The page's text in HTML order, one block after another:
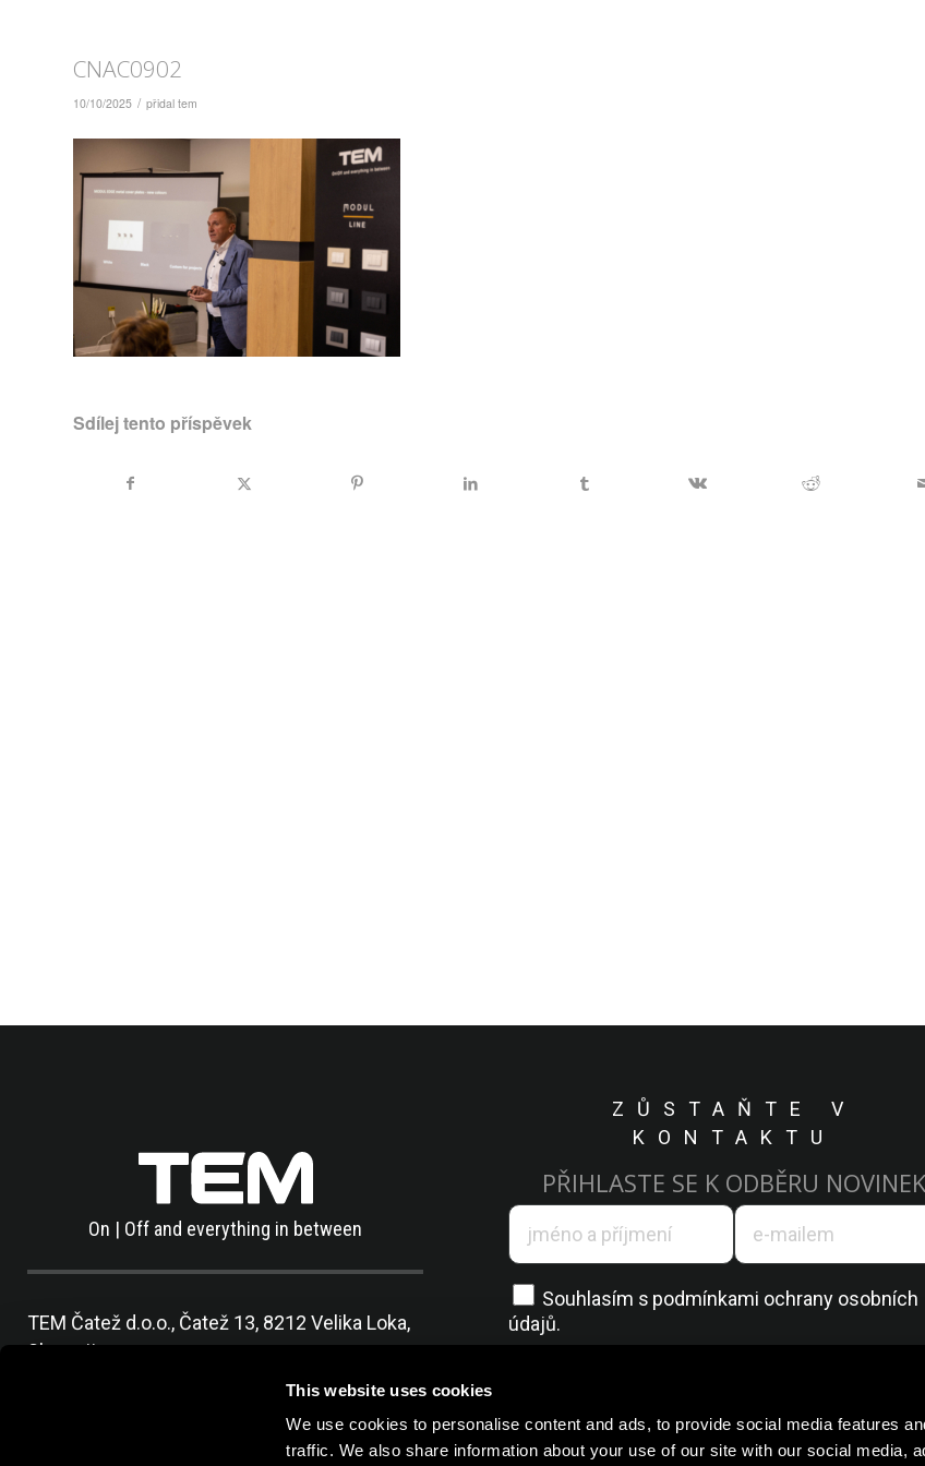
This website uses cookies
We use cookies to personalise content and ads, to provide social media features
traffic. We also share information about your use of our site with our social media,
CNAC0902
10/10/2025 / přidaltem
Sdílej tento příspěvek
On | Off and everything in between
TEM Čatež d.o.o., Čatež 13, 8212 Velika Loka,
Slovenija
info@tem.si
ZŮSTAŇTE V
KONTAKTU
PŘIHLASTE SE K ODBĚRU NOVINEK
Souhlasím s podmínkami ochrany osobních
údajů.